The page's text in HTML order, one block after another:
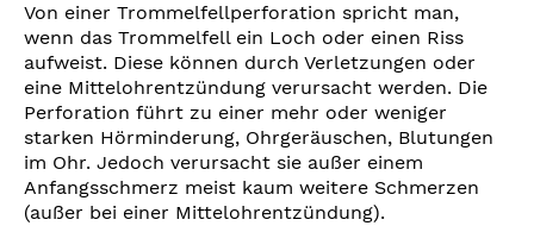
Von einer Trommelfellperforation spricht man,
wenn das Trommelfell ein Loch oder einen Riss
aufweist. Diese können durch Verletzungen oder
eine Mittelohrentzündung verursacht werden. Die
Perforation führt zu einer mehr oder weniger
starken Hörminderung, Ohrgeräuschen, Blutungen
im Ohr. Jedoch verursacht sie außer einem
Anfangsschmerz meist kaum weitere Schmerzen
(außer bei einer Mittelohrentzündung).